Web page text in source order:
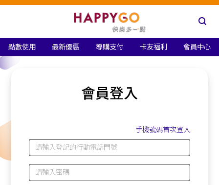
點數使用 最新優惠 導購支付 卡友福利 會員中心
會員登入
手機號碼首次登入